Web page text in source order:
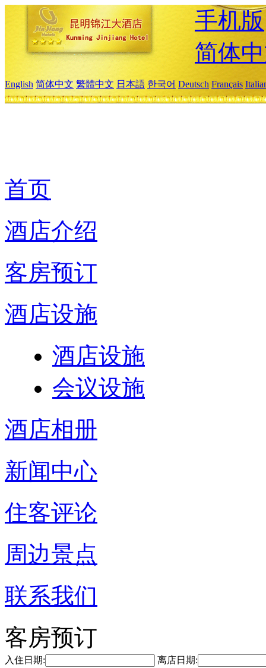
手机版
简体
English 简体中文 繁體中文 日本語 한국어 Deutsch Français
首页
酒店介绍
客房预订
酒店设施
酒店设施
会议设施
酒店相册
新闻中心
住客评论
周边景点
联系我们
客房预订
入住日期: 离店日期: